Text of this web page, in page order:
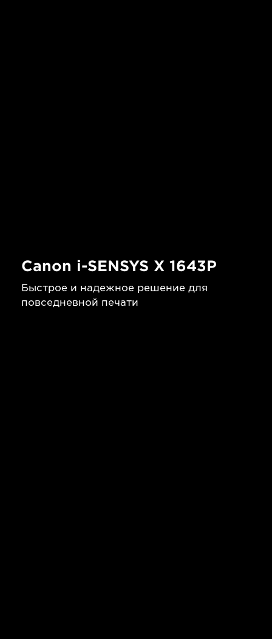
Canon i-SENSYS X 1643P
Быстрое и надежное решение для
повседневной печати